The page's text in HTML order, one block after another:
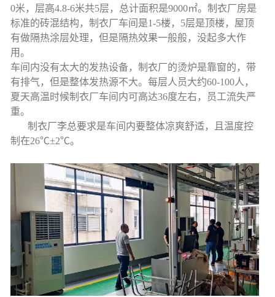
0米，层高4.8-6米共5层，总计面积是9000㎡。制衣厂房是
标准的砖混结构，制衣厂车间是1-5楼，5层是顶楼，屋顶
有做隔热涂层处理，但是隔热效果一般般，没起多大作
用。
车间内没有太大的发热设备，制衣厂的烫炉是靠窗的，带
有排气，但是整体发热源不大。每层人员大约60-100人，
夏天高温时候制衣厂车间内可高达36度左右，员工流失严
重。
制衣厂李总要求是车间内要整体凉爽舒适，且温度控
制在26℃±2℃。